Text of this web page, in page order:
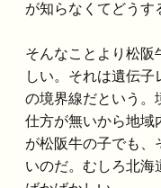
が知らなくてどうす
そんなことより松阪
しい。それは遺伝
の境界線だという。
仕方が無いから地域
が松阪牛の子でも、
いのだ。むしろ北海